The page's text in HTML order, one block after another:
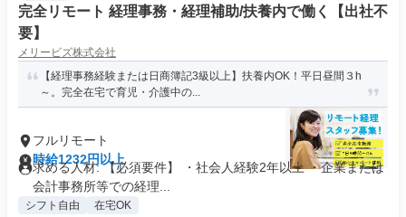
完全リモート 経理事務・経理補助/扶養内で働く【出社不
要】
メリービズ株式会社
【経理事務経験または日商簿記3級以上】扶養内OK！平日昼間３h
～。完全在宅で育児・介護中の...
フルリモート
時給1232円以上
求める人材: 【必須要件】 ・社会人経験2年以上 ・企業または
会計事務所等での経理...
シフト自由 在宅OK